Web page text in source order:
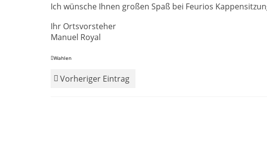
Ich wünsche Ihnen großen Spaß bei Feurios
Ihr Ortsvorsteher
Manuel Royal
Wahlen
Vorheriger Eintrag